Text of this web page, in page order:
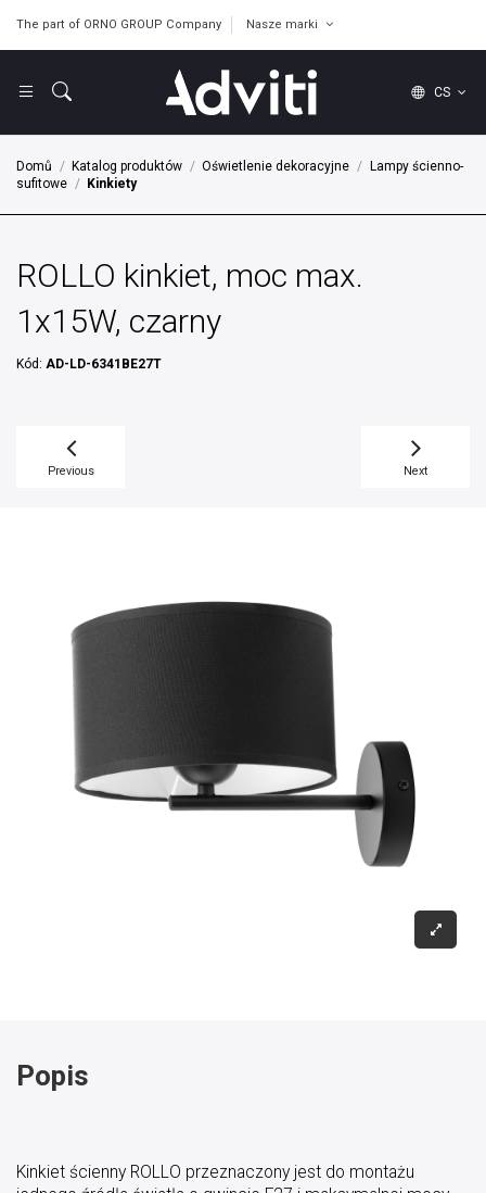
The part of ORNO GROUP Company Nasze marki
CS
Domů Katalog produktów Oświetlenie dekoracyjne
Lampy ścienno-
sufitowe
Kinkiety
ROLLO kinkiet, moc max.
1x15W, czarny
Kód: AD-LD-6341BE27T
Previous Next
Popis
Kinkiet ścienny ROLLO przeznaczony jest do montażu